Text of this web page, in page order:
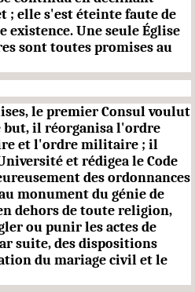
elle s'est éteinte faute de
Une seule Église
sont toutes promises au
le premier Consul voulut
but, il réorganisa l'ordre
et l'ordre militaire ; il
et rédigea le Code
des ordonnances
monument du génie de
dehors de toute religion,
ou punir les actes de
suite, des dispositions
du mariage civil et le